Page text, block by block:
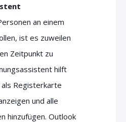
an einem
ist es zuweilen
Zeitpunkt zu
hilft
als Registerkarte
und alle
hinzufügen. Outlook